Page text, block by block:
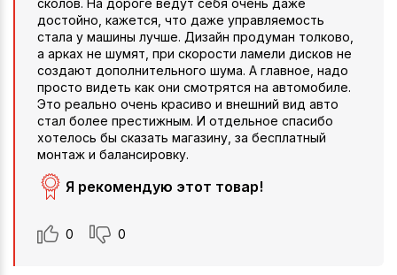
достойно, кажется, что даже управляемость
стала у машины лучше. Дизайн продуман толково,
а арках не шумят, при скорости ламели дисков не
создают дополнительного шума. А главное, надо
просто видеть как они смотрятся на автомобиле.
Это реально очень красиво и внешний вид авто
стал более престижным. И отдельное спасибо
хотелось бы сказать магазину, за бесплатный
монтаж и балансировку.
Я рекомендую этот товар!
0 0